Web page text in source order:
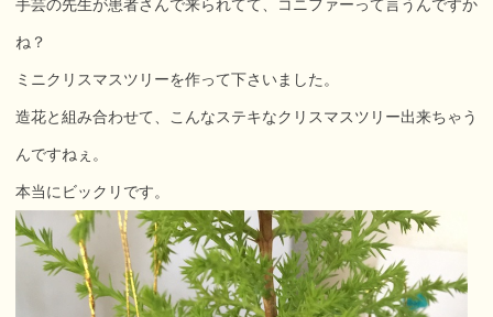
手芸の先生が患者さんで来られてて、コニファーって言うんですか
ね？
ミニクリスマスツリーを作って下さいました。
造花と組み合わせて、こんなステキなクリスマスツリー出来ちゃう
んですねぇ。
本当にビックリです。